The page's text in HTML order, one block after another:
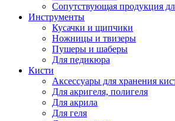
Сопутствующая продукция
Инструменты
Кусачки и щипчики
Ножницы и твизеры
Пушеры и шаберы
Для педикюра
Кисти
Аксессуары для хранения
Для акригеля, полигеля
Для акрила
Для геля